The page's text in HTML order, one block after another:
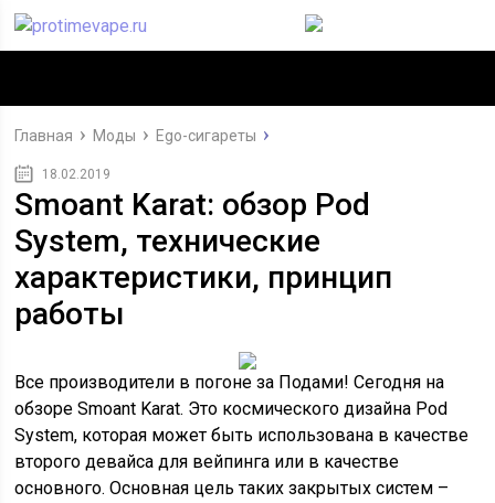
Главная Моды Ego-сигареты
18.02.2019
Smoant Karat: обзор Pod
System, технические
характеристики, принцип
работы
Все производители в погоне за Подами! Сегодня на
обзоре Smoant Karat. Это космического дизайна Pod
System, которая может быть использована в качестве
второго девайса для вейпинга или в качестве
основного. Основная цель таких закрытых систем –